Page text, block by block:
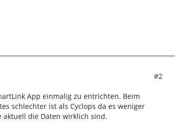
#2
App einmalig zu entrichten. Beim
schlechter ist als Cyclops da es weniger
aktuell die Daten wirklich sind.